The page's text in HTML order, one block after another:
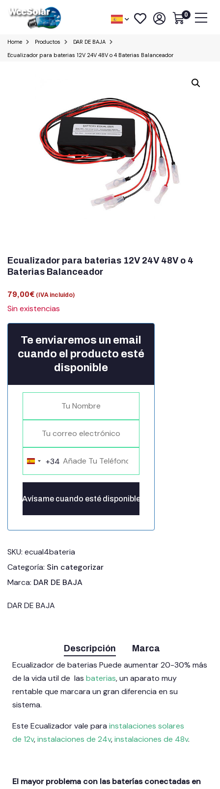
0
Home Productos
DAR DE BAJA
Ecualizador para baterias 12V 24V 48V o 4 Baterias Balanceador
Ecualizador para baterias 12V 24V 48V o 4
Baterias Balanceador
79,00€ (IVA incluido)
Sin existencias
Te enviaremos un email
cuando el producto esté
disponible
Spain
+34
+34
SKU: ecual4bateria
Categoría: Sin categorizar
Marca: DAR DE BAJA
DAR DE BAJA
Descripción Marca
Ecualizador de baterias Puede aumentar 20-30% más
de la vida util de las baterias, un aparato muy
rentable que marcara un gran diferencia en su
sistema.
Este Ecualizador vale para instalaciones solares
de 12v,instalaciones de 24v,instalaciones de 48v.
El mayor problema con las baterías conectadas en